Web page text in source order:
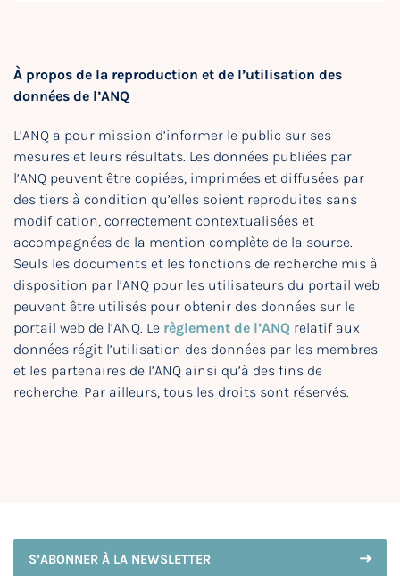
À propos de la reproduction et de l’utilisation des
données de l’ANQ
L’ANQ a pour mission d’informer le public sur ses
mesures et leurs résultats. Les données publiées par
l’ANQ peuvent être copiées, imprimées et diffusées par
des tiers à condition qu’elles soient reproduites sans
modification, correctement contextualisées et
accompagnées de la mention complète de la source.
Seuls les documents et les fonctions de recherche mis à
disposition par l’ANQ pour les utilisateurs du portail web
peuvent être utilisés pour obtenir des données sur le
portail web de l’ANQ. Le règlement de l’ANQ relatif aux
données régit l’utilisation des données par les membres
et les partenaires de l’ANQ ainsi qu’à des fins de
recherche. Par ailleurs, tous les droits sont réservés.
S’ABONNER À LA NEWSLETTER